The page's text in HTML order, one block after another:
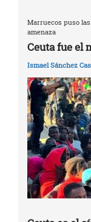
Marruecos puso
amenaza
Ceuta fue el
Ismael Sánchez